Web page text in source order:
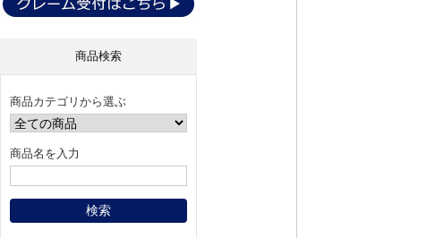
商品検索
商品カテゴリから選ぶ
商品名を入力